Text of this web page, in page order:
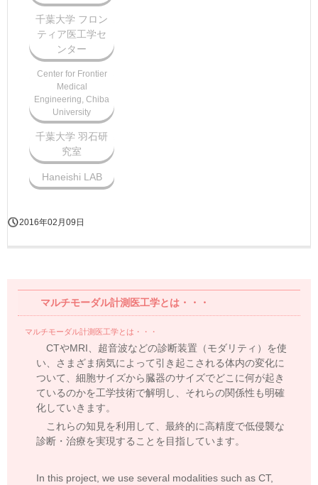
千葉大学 フロン
ティア医工学セ
ンター
Center for Frontier
Medical
Engineering, Chiba
University
千葉大学 羽石研
究室
Haneishi LAB
2016年02月09日
マルチモーダル計測医工学とは・・・
マルチモーダル計測医工学とは・・・
CTやMRI、超音波などの診断装置（モダリティ）を使
い、さまざま病気によって引き起こされる体内の変化に
ついて、細胞サイズから臓器のサイズでどこに何が起き
ているのかを工学技術で解明し、それらの関係性も明確
化していきます。
これらの知見を利用して、最終的に高精度で低侵襲な
診断・治療を実現することを目指しています。
In this project, we use several modalities such as CT,